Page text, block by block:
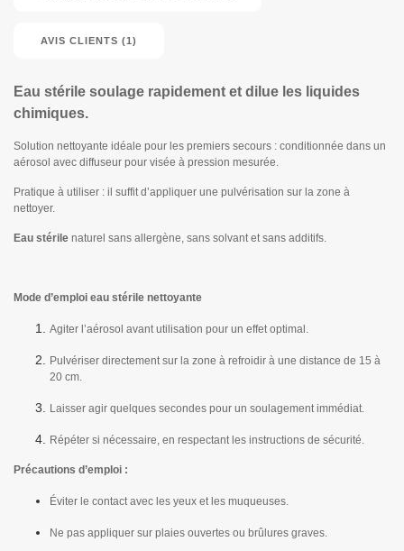
AVIS CLIENTS (1)
Eau stérile soulage rapidement et dilue les liquides
chimiques.
Solution nettoyante idéale pour les premiers secours : conditionnée dans un
aérosol avec diffuseur pour visée à pression mesurée.
Pratique à utiliser : il suffit d’appliquer une pulvérisation sur la zone à
nettoyer.
Eau stérile naturel sans allergène, sans solvant et sans additifs.
Mode d’emploi eau stérile nettoyante
Agiter l’aérosol avant utilisation pour un effet optimal.
Pulvériser directement sur la zone à refroidir à une distance de 15 à
20 cm.
Laisser agir quelques secondes pour un soulagement immédiat.
Répéter si nécessaire, en respectant les instructions de sécurité.
Précautions d’emploi :
Éviter le contact avec les yeux et les muqueuses.
Ne pas appliquer sur plaies ouvertes ou brûlures graves.